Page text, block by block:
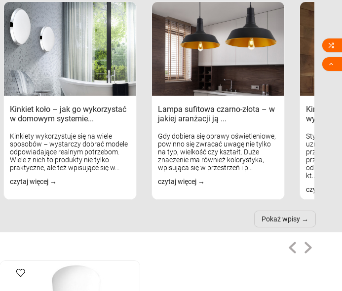
Kinkiet koło – jak go wykorzystać
w domowym systemie...
Kinkiety wykorzystuje się na wiele
sposobów – wystarczy dobrać modele
odpowiadające realnym potrzebom.
Wiele z nich to produkty nie tylko
praktyczne, ale też wpisujące się w...
czytaj więcej
Lampa sufitowa czarno-złota – w
jakiej aranżacji ją ...
Gdy dobiera się oprawy oświetleniowe,
powinno się zwracać uwagę nie tylko
na typ, wielkość czy kształt. Duże
znaczenie ma również kolorystyka,
wpisująca się w przestrzeń i p...
czytaj więcej
Kinkiety
Styl
uznaniem
kt...
czytaj
Pokaż wpisy

